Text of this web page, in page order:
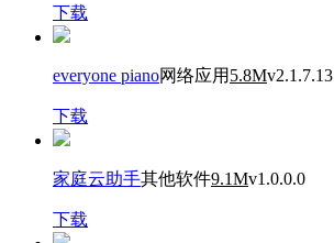
下载
everyone piano网络应用 5.8Mv2.1.7.13
下载
家庭云助手其他软件9.1Mv1.0.0.0
下载